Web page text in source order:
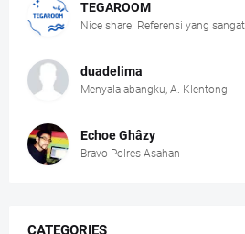
TEGAROOM
Nice share! Referensi yang
duadelima
Menyala abangku, A. Klentong
Echoe Ghâzy
Bravo Polres Asahan